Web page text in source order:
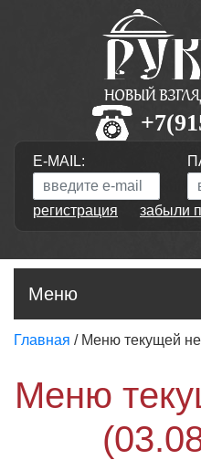
E-MAIL:
регистрация забыли
Меню
Главная / Меню текущей
Меню